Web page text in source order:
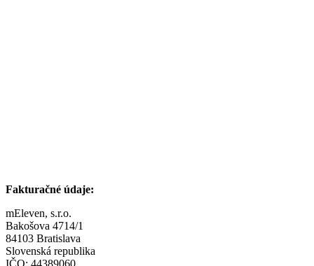
Fakturačné údaje:
mEleven, s.r.o.
Bakošova 4714/1
84103 Bratislava
Slovenská republika